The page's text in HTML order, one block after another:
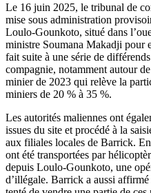
Le 16 juin 2025, le tribunal de
mise sous administration
Loulo-Gounkoto, situé dans
ministre Soumana Makadji pour
fait suite à une série de
compagnie, notamment autour
minier de 2023 qui relève la
miniers de 20 % à 35 %.
Les autorités maliennes ont
issues du site et procédé à la
aux filiales locales de Barrick.
ont été transportées par
depuis Loulo-Gounkoto, une
d’illégale. Barrick a aussi